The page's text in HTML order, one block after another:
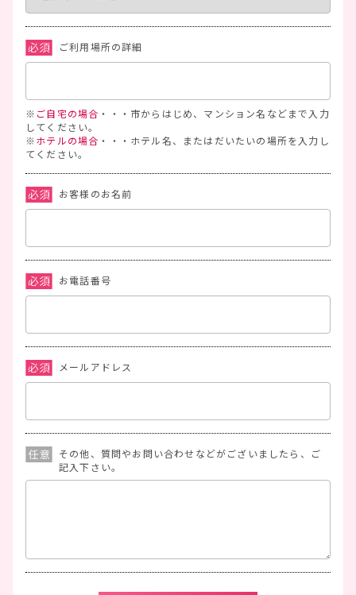
ご利用場所の詳細
※ ご自宅の場合 ・・・市からはじめ、マンション名などまで入力
してください。
※ ホテルの場合 ・・・ホテル名、またはだいたいの場所を入力し
てください。
お客様のお名前
お電話番号
メールアドレス
その他、質問やお問い合わせなどがございましたら、ご
記入下さい。